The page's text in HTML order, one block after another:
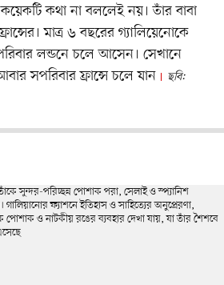
কথা না বললেই নয়। তাঁর বাবা
মাত্র ৬ বছরের গ্যালিয়েনোকে
লন্ডনে চলে আসেন। সেখানে
সপরিবার ফ্রান্সে চলে যান
ছবি: